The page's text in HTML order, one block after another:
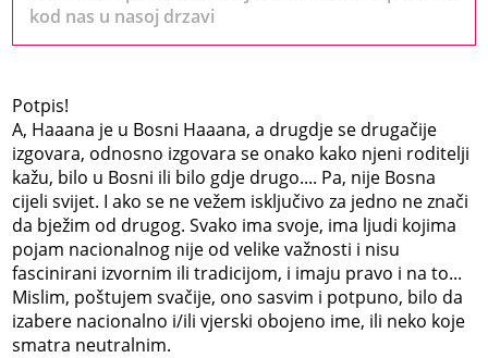
kod nas u nasoj drzavi
Potpis!
A, Haaana je u Bosni Haaana, a drugdje se drugačije
izgovara, odnosno izgovara se onako kako njeni roditelji
kažu, bilo u Bosni ili bilo gdje drugo.... Pa, nije Bosna
cijeli svijet. I ako se ne vežem isključivo za jedno ne znači
da bježim od drugog. Svako ima svoje, ima ljudi kojima
pojam nacionalnog nije od velike važnosti i nisu
fascinirani izvornim ili tradicijom, i imaju pravo i na to...
Mislim, poštujem svačije, ono sasvim i potpuno, bilo da
izabere nacionalno i/ili vjerski obojeno ime, ili neko koje
smatra neutralnim.